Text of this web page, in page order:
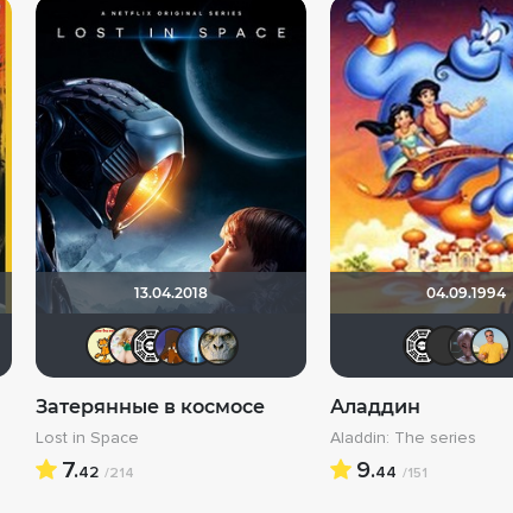
Фрэнк Пинатра
13.04.2018
сирожа
mazok
Затерянные в космосе
Lost in Space
7.42 /214
04.09.1994
Аладдин
Aladdin: The series
9.44 /151